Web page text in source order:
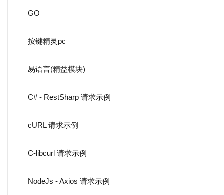
GO
按键精灵pc
易语言(精益模块)
C# - RestSharp 请求示例
cURL 请求示例
C-libcurl 请求示例
NodeJs - Axios 请求示例